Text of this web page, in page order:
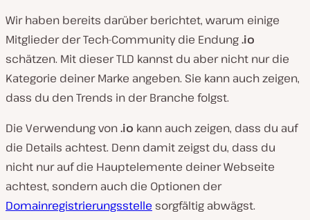
Wir haben bereits darüber berichtet, warum einige
Mitglieder der Tech-Community die Endung.io
schätzen. Mit dieser TLD kannst du aber nicht nur die
Kategorie deiner Marke angeben. Sie kann auch zeigen,
dass du den Trends in der Branche folgst.
Die Verwendung von.io kann auch zeigen, dass du auf
die Details achtest. Denn damit zeigst du, dass du
nicht nur auf die Hauptelemente deiner Webseite
achtest, sondern auch die Optionen der
Domainregistrierungsstelle sorgfältig abwägst.